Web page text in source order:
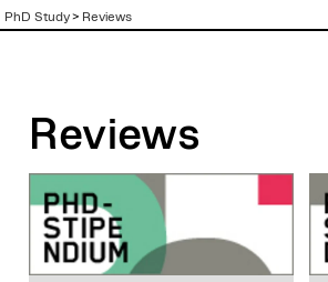
PhD Study> Reviews
Reviews